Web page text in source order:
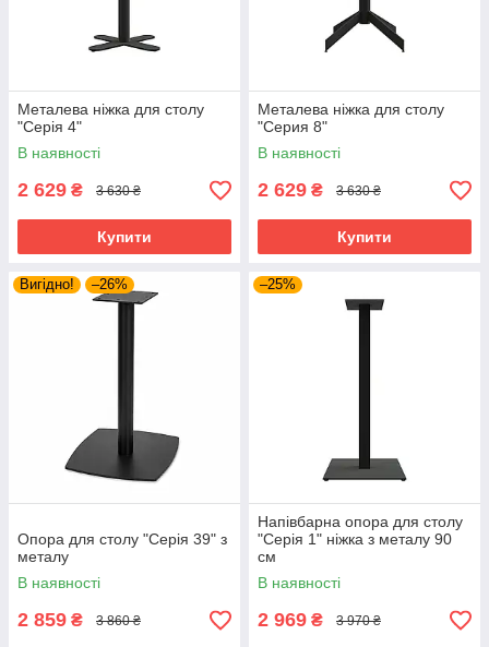
Металева ніжка для столу
"Серія 4"
В наявності
2 629 ₴ 3 630 ₴
Купити
Металева ніжка для столу
"Серия 8"
В наявності
2 629 ₴ 3 630 ₴
Купити
Вигідно! –26%
Опора для столу "Серія 39" з
металу
В наявності
2 859 ₴ 3 860 ₴
–25%
Напівбарна опора для столу
"Серія 1" ніжка з металу 90
см
В наявності
2 969 ₴ 3 970 ₴